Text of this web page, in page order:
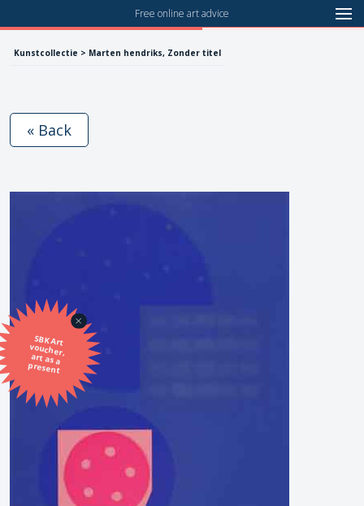
Free online art advice
Kunstcollectie > Marten hendriks, Zonder titel
SBK Art
voucher,
art as a
present
« Back